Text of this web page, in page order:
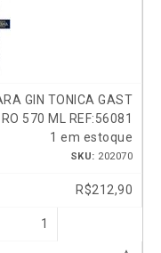
GIN TONICA GAST
RO 570 ML REF:56081
1 em estoque
SKU: 202070
R$212,90
1